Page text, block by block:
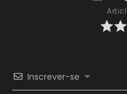
Inscrever-se